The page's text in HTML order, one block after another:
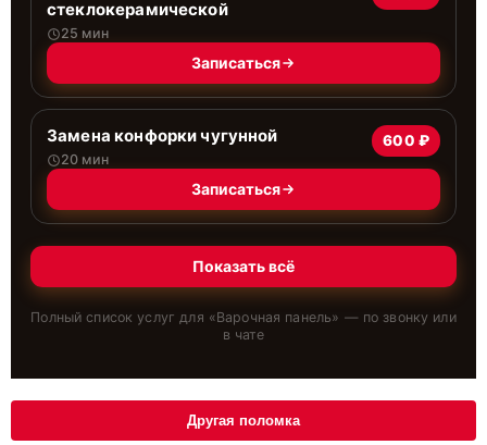
стеклокерамической
25 мин
Записаться
Замена конфорки чугунной
20 мин
600 ₽
Записаться
Показать всё
Полный список услуг для «Варочная панель» — по звонку или
в чате
Другая поломка